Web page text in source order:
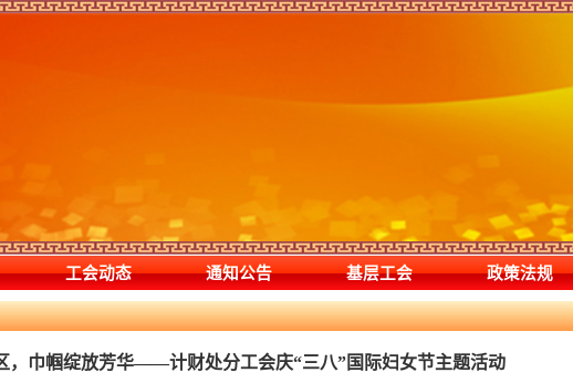
工会动态 通知公告 基层工会 政策法规
，巾帼绽放芳华——计财处分工会庆“三八”国际妇女节主题活动